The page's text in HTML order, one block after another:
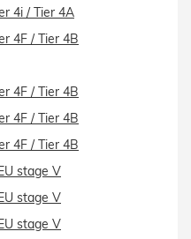
4i / Tier 4A
4F / Tier 4B
4F / Tier 4B
4F / Tier 4B
4F / Tier 4B
stage V
stage V
stage V